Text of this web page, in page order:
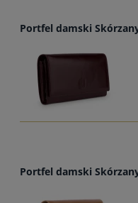
Portfel damski
Portfel damski